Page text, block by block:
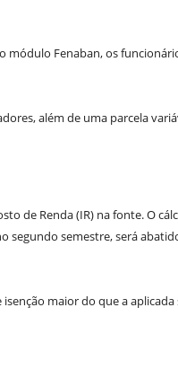
módulo Fenaban, os
além de uma parcela
de Renda (IR) na fonte. O
segundo semestre, será
maior do que a